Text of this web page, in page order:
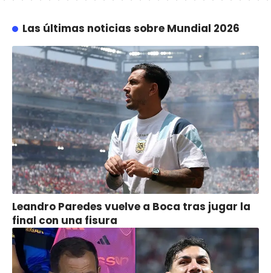
Las últimas noticias sobre Mundial 2026
Leandro Paredes vuelve a Boca tras jugar la
final con una fisura